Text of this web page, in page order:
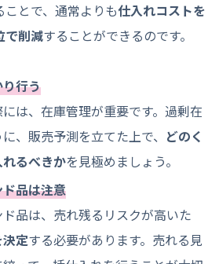
ことで、通常よりも仕入れコストを
で削減することができるのです。
行う
は、在庫管理が重要です。過剰在
、販売予測を立てた上で、 どのく
るべきかを見極めましょう。
品は注意
品は、売れ残るリスクが高いた
定する必要があります。売れる見